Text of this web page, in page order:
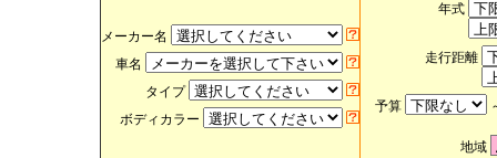
メーカー名
車名
タイプ
ボディカラー
年式
走行距離
予算
地域